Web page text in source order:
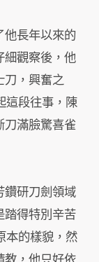
他長年以來的
細觀察後，他
刀，興奮之
段往事，陳
滿臉驚喜雀
鑽研刀劍領域
踏得特別辛苦
的樣貌，然